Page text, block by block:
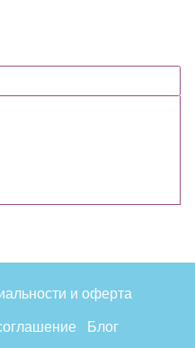
и оферта
Блог